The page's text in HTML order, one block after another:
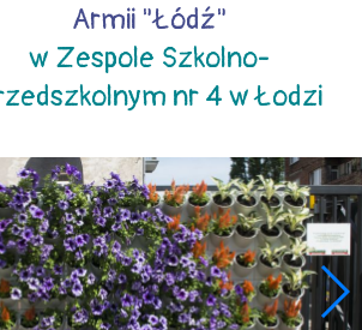
Armii "Łódź"
w Zespole Szkolno-
nr 4 w Łodzi